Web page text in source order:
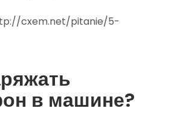
cxem.net/pitanie/5-
в машине?